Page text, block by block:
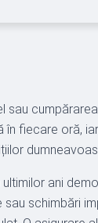
fiecare oră,
ani
schimbări